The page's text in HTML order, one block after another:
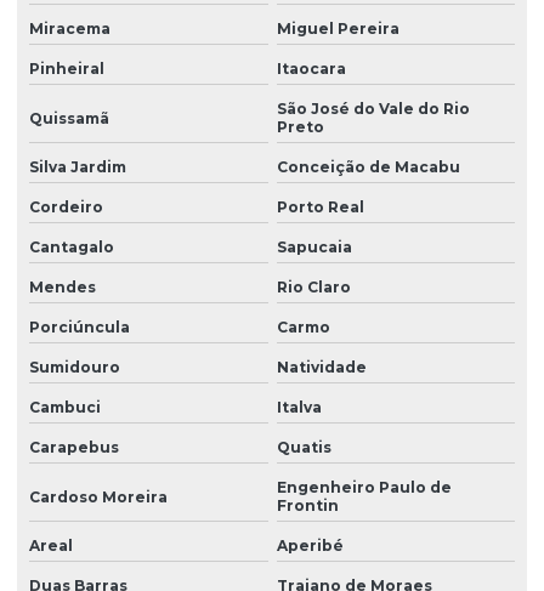
Miracema Miguel Pereira
Pinheiral Itaocara
Quissamã
São José do Vale do Rio
Preto
Silva Jardim Conceição de Macabu
Cordeiro Porto Real
Cantagalo Sapucaia
Mendes Rio Claro
Porciúncula Carmo
Sumidouro Natividade
Cambuci Italva
Carapebus Quatis
Cardoso Moreira
Engenheiro Paulo de
Frontin
Areal Aperibé
Duas Barras Trajano de Moraes